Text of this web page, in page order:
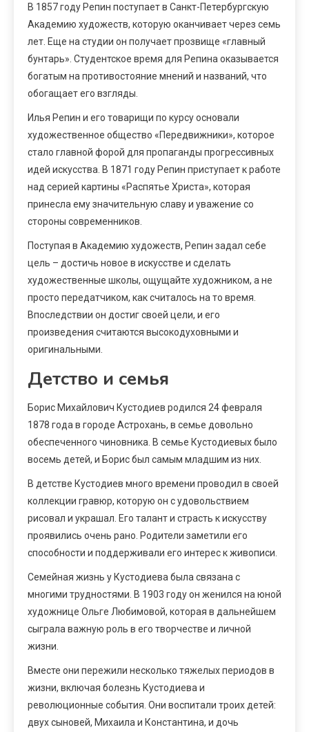
В 1857 году Репин поступает в Санкт-Петербургскую
Академию художеств, которую оканчивает через семь
лет. Еще на студии он получает прозвище «главный
бунтарь». Студентское время для Репина оказывается
богатым на противостояние мнений и названий, что
обогащает его взгляды.
Илья Репин и его товарищи по курсу основали
художественное общество «Передвижники», которое
стало главной форой для пропаганды прогрессивных
идей искусства. В 1871 году Репин приступает к работе
над серией картины «Распятье Христа», которая
принесла ему значительную славу и уважение со
стороны современников.
Поступая в Академию художеств, Репин задал себе
цель – достичь новое в искусстве и сделать
художественные школы, ощущайте художником, а не
просто передатчиком, как считалось на то время.
Впоследствии он достиг своей цели, и его
произведения считаются высокодуховными и
оригинальными.
Детство и семья
Борис Михайлович Кустодиев родился 24 февраля
1878 года в городе Астрохань, в семье довольно
обеспеченного чиновника. В семье Кустодиевых было
восемь детей, и Борис был самым младшим из них.
В детстве Кустодиев много времени проводил в своей
коллекции гравюр, которую он с удовольствием
рисовал и украшал. Его талант и страсть к искусству
проявились очень рано. Родители заметили его
способности и поддерживали его интерес к живописи.
Семейная жизнь у Кустодиева была связана с
многими трудностями. В 1903 году он женился на юной
художнице Ольге Любимовой, которая в дальнейшем
сыграла важную роль в его творчестве и личной
жизни.
Вместе они пережили несколько тяжелых периодов в
жизни, включая болезнь Кустодиева и
революционные события. Они воспитали троих детей:
двух сыновей, Михаила и Константина, и дочь